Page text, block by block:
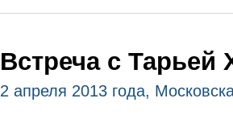
Встреча с Тарьей
2 апреля 2013 года,